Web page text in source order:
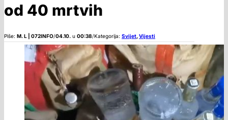
od 40 mrtvih
Piše: M. L | 072INFO/04.10. u 00:38/Kategorija: Svijet,Vijesti